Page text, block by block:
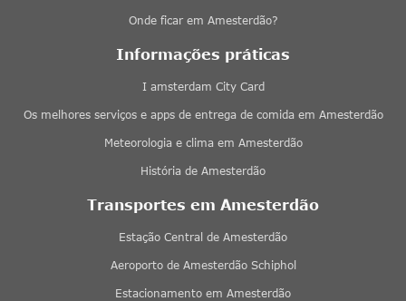
Onde ficar em Amesterdão?
Informações práticas
I amsterdam City Card
Os melhores serviços e apps de entrega de comida em Amesterdão
Meteorologia e clima em Amesterdão
História de Amesterdão
Transportes em Amesterdão
Estação Central de Amesterdão
Aeroporto de Amesterdão Schiphol
Estacionamento em Amesterdão